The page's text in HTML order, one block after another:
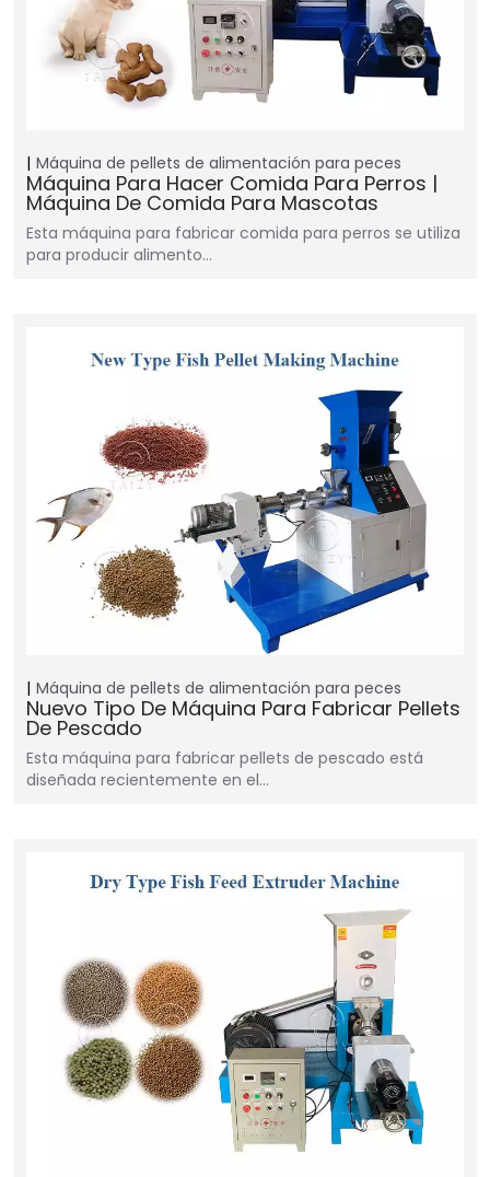
Máquina de pellets de alimentación para peces
Máquina Para Hacer Comida Para Perros |
Máquina De Comida Para Mascotas
Esta máquina para fabricar comida para perros se utiliza
para producir alimento…
Máquina de pellets de alimentación para peces
Nuevo Tipo De Máquina Para Fabricar Pellets
De Pescado
Esta máquina para fabricar pellets de pescado está
diseñada recientemente en el…